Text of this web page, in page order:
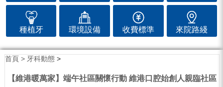
種植牙 環境設備 收費標準 來院路綫
首頁 > 牙科動態>
【維港暖萬家】端午社區關懷行動 維港口腔始創人親臨社區